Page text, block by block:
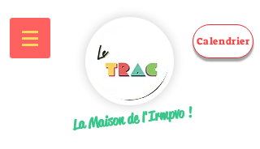
Calendrier
La Maison de l'Irmpvo !